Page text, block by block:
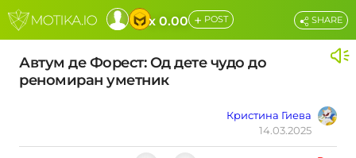
x 0.00 + POST
Автум де Форест: Од дете чудо до
реномиран уметник
Кристина Гиева
14.03.2025
SHARE